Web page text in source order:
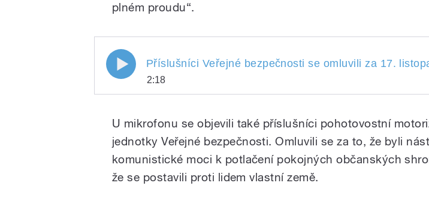
plném proudu“.
Příslušníci Veřejné bezpečnosti se omluvili za 17.
2:18
za 17. listopad. Zaplněná Letná jim v roce
1989
U mikrofonu se objevili také příslušníci pohotovostní
jednotky Veřejné bezpečnosti. Omluvili se za to, že byli
komunistické moci k potlačení pokojných občanských
že se postavili proti lidem vlastní země.